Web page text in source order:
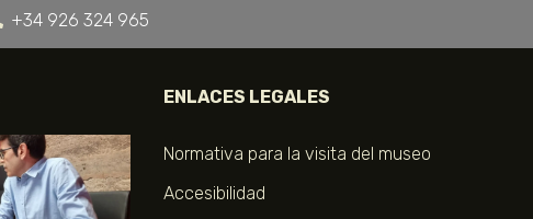
+34 926 324 965
ENLACES LEGALES
Normativa para la visita del museo
Accesibilidad